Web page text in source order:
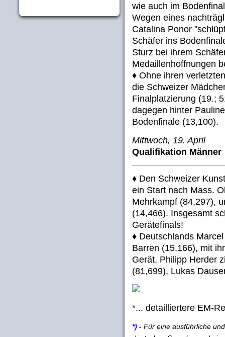
wie auch im
Wegen eines
Catalina Ponor
Schäfer ins
Sturz bei ihrem
Medaillenhoffnungen
♦ Ohne ihren
die Schweizer
Finalplatzierung (19.;
dagegen hinter
Bodenfinale (13,100).
Mittwoch, 19. April
Qualifikation Männer
♦ Den Schweizer
ein Start nach Mass.
Mehrkampf (84,297),
(14,466). Insgesamt
Gerätefinals!
♦ Deutschlands
Barren (15,166), mit
Gerät, Philipp Herder
(81,699), Lukas
*... detailliertere EM-
*) - Für eine ausführliche